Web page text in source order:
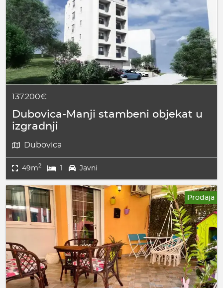
137.200€
Dubovica-Manji stambeni objekat u
izgradnji
Dubovica
49m2 1 Javni
Prodaja